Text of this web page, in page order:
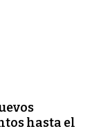
hasta el